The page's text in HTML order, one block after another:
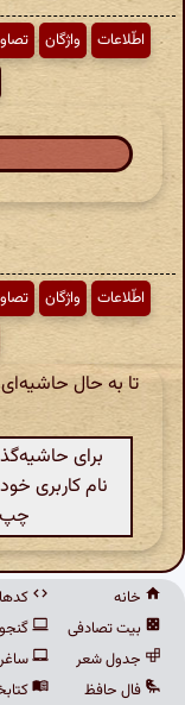
اطّلاعات واژگان
اطّلاعات واژگان
تا به حال
برای
نام کاربری
چپ
خانه
بیت تصادفی
جدول شعر
فال حافظ
ساغر